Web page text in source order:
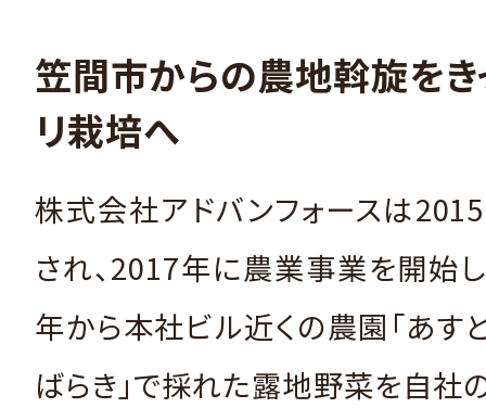
笠間市からの農地斡旋を
リ栽培へ
株式会社アドバンフォースは
され、2017年に農業事業を開始
年から本社ビル近くの農園「あす
ばらき」で採れた露地野菜を自社